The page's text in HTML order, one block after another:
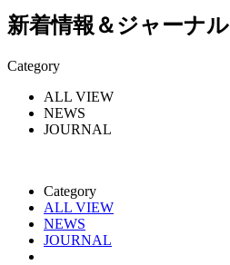
新着情報＆ジャーナル
Category
ALL VIEW
NEWS
JOURNAL
Category
ALL VIEW
NEWS
JOURNAL